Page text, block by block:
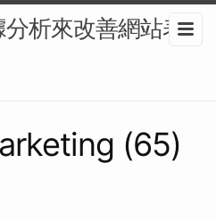
析來改善網站表
(65)